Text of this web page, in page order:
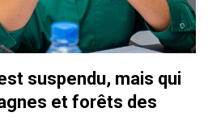
suspendu, mais qui
et forêts des